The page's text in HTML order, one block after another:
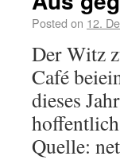
Posted on 12.
Der Witz
Café
dieses
Quelle: